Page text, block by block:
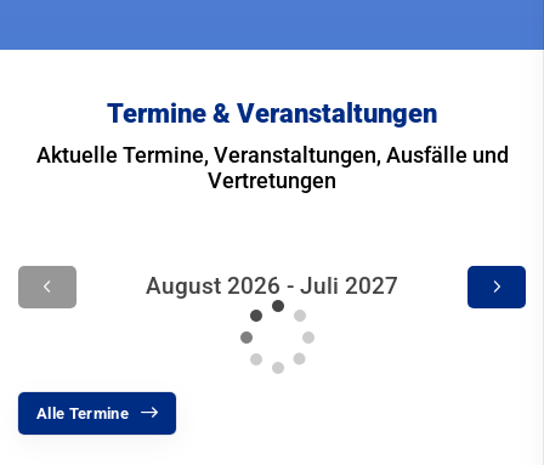
Termine & Veranstaltungen
Aktuelle Termine, Veranstaltungen, Ausfälle und
Vertretungen
August 2026 - Juli 2027
Alle Termine